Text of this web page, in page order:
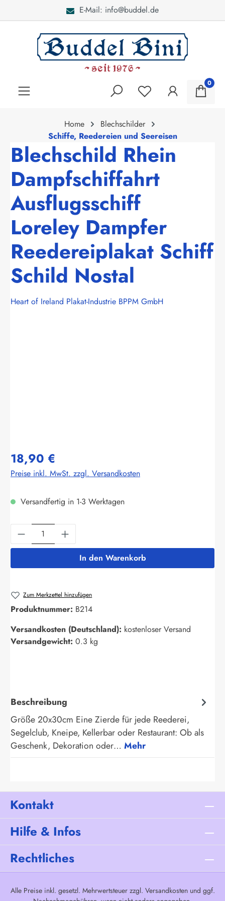
E-Mail: info@buddel.de
0
Home
Blechschilder
Schiffe, Reedereien und Seereisen
Blechschild Rhein
Dampfschiffahrt
Ausflugsschiff
Loreley Dampfer
Reedereiplakat Schiff
Schild Nostal
Heart of Ireland Plakat-Industrie BPPM GmbH
18,90 €
Preise inkl. MwSt. zzgl. Versandkosten
Versandfertig in 1-3 Werktagen
Produkt Anzahl: Gib den gewünschten
In den Warenkorb
Zum Merkzettel hinzufügen
Produktnummer: B214
Versandkosten (Deutschland): kostenloser Versand
Versandgewicht: 0.3 kg
Beschreibung
Größe 20x30cm Eine Zierde für jede Reederei,
Segelclub, Kneipe, Kellerbar oder Restaurant: Ob als
Geschenk, Dekoration oder… Mehr
Kontakt
Hilfe & Infos
Rechtliches
Alle Preise inkl. gesetzl. Mehrwertsteuer zzgl. Versandkostenund ggf.